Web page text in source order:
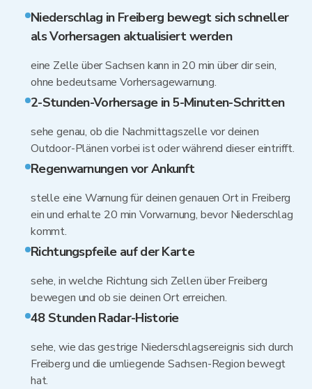
Niederschlag in Freiberg bewegt sich schneller
als Vorhersagen aktualisiert werden
eine Zelle über Sachsen kann in 20 min über dir sein,
ohne bedeutsame Vorhersagewarnung.
2-Stunden-Vorhersage in 5-Minuten-Schritten
sehe genau, ob die Nachmittagszelle vor deinen
Outdoor-Plänen vorbei ist oder während dieser eintrifft.
Regenwarnungen vor Ankunft
stelle eine Warnung für deinen genauen Ort in Freiberg
ein und erhalte 20 min Vorwarnung, bevor Niederschlag
kommt.
Richtungspfeile auf der Karte
sehe, in welche Richtung sich Zellen über Freiberg
bewegen und ob sie deinen Ort erreichen.
48 Stunden Radar-Historie
sehe, wie das gestrige Niederschlagsereignis sich durch
Freiberg und die umliegende Sachsen-Region bewegt
hat.